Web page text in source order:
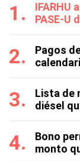
IFARHU
PASE-U
Pagos
Lista de
diésel
Bono
monto